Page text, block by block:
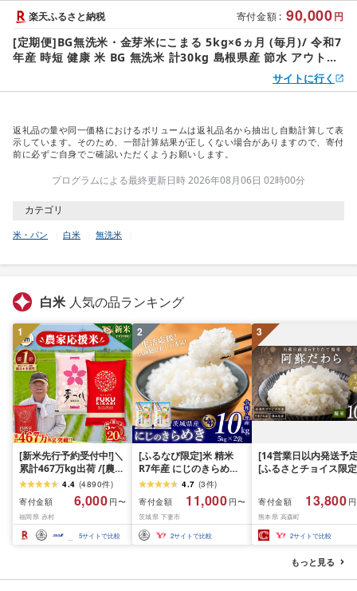
寄付金額 : 90,000円
楽天ふるさと納税
[定期便]BG無洗米・金芽米にこまる 5kg×6ヵ月 (毎月)/ 令和7
年産 時短 健康 米 BG 無洗米 計30kg 島根県産 節水 アウトド
ア キャンプ 東洋ライス おすすめ 島根県 安来市[価格改定]
サイトに行く
返礼品の量や同一価格におけるボリュームは返礼品名から抽出し自動計算して表
示しています。そのため、一部計算結果が正しくない場合がありますので、寄付
前に必ずご自身でご確認いただくようお願いします。
プログラムによる最終更新日時 2026年08月06日 02時00分
カテゴリ
米・パン 白米 無洗米
白米 人気の品ランキング
1
[新米先行予約受付中!]＼
累計467万kg出荷 /[農家
応援米]訳あり 令和7年産
令和8年産ふくきらり 夢
つくし 5kg 10kg 15kg
20kg [選べる品種・内容
量・出荷時期]複数原料
米 白米 精米 国産 限定
グ
4.4 (4890件)
寄付金額
6,000 円〜
福岡県 赤村
5サイトで比較
2
[ふるなび限定]米 精米
R7年産 にじのきらめき
10kg 10月 FN-Limited-
4.7 (3件)
寄付金額
11,000 円〜
茨城県 下妻市
2サイトで比較
3
[14営業日以内発送予
[ふるさとチョイス限定
だわら 熊本県 高森町
リジナル米 計
10kg(5kg×2袋)精米 お
米 米 5kg×2 10kg
寄付金額 13,800
熊本県 高森町
2サイトで比較
もっと見る